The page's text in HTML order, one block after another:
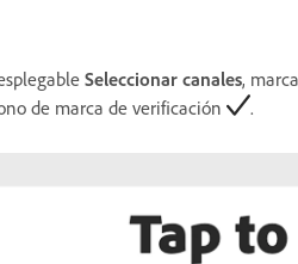
Seleccionar canales,
de marca de verificación
.